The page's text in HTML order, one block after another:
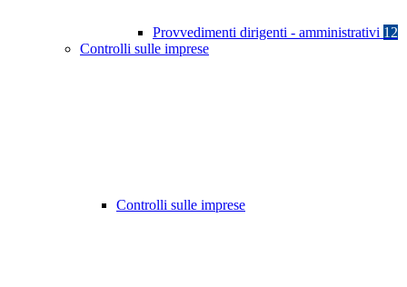
Provvedimenti dirigenti - amministrativi 12
Controlli sulle imprese
Controlli sulle imprese